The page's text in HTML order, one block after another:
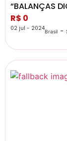
“BALANÇAS
R$ 0
02 jul - 2024Brasil -